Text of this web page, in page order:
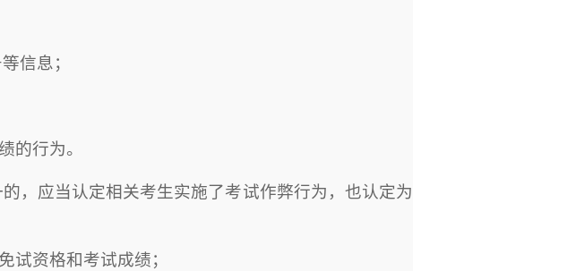
信息；
的行为。
，应当认定相关考生实施了考试作弊行为，也认定为
试资格和考试成绩；